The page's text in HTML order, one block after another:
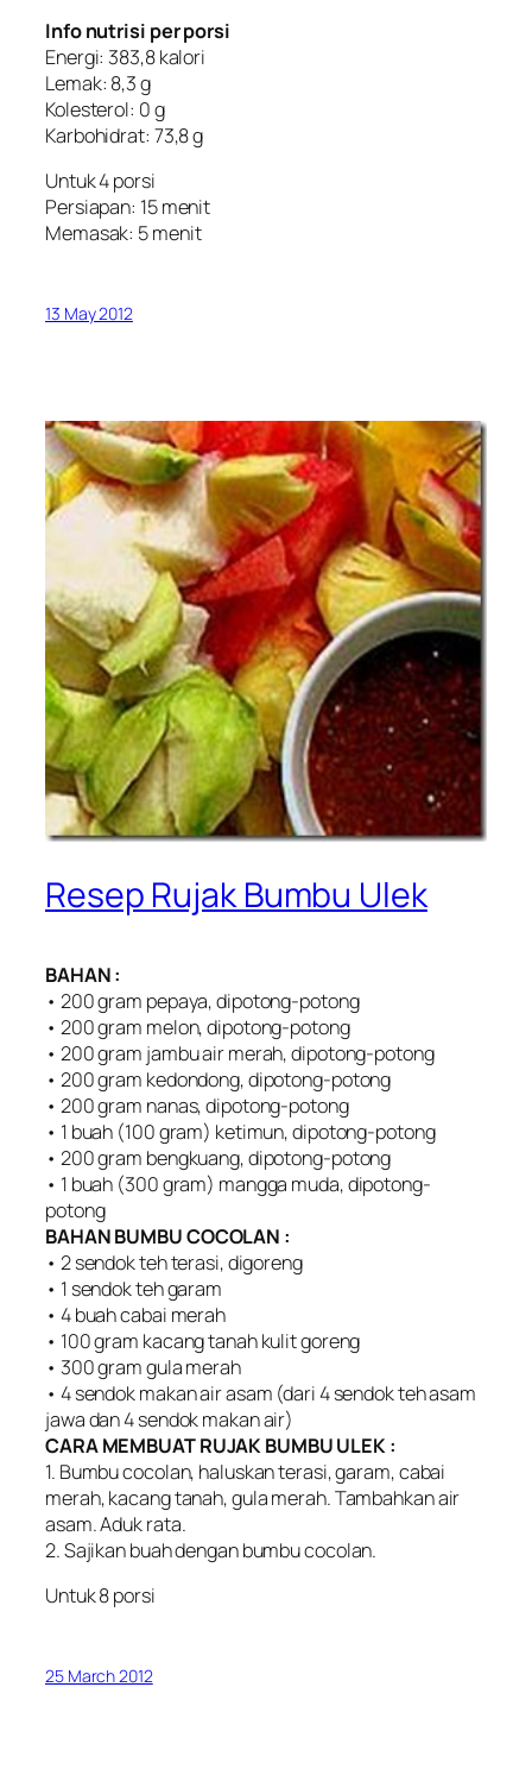
Info nutrisi per porsi
Energi: 383,8 kalori
Lemak: 8,3 g
Kolesterol: 0 g
Karbohidrat: 73,8 g
Untuk 4 porsi
Persiapan: 15 menit
Memasak: 5 menit
13 May 2012
Resep Rujak Bumbu Ulek
BAHAN :
• 200 gram pepaya, dipotong-potong
• 200 gram melon, dipotong-potong
• 200 gram jambu air merah, dipotong-potong
• 200 gram kedondong, dipotong-potong
• 200 gram nanas, dipotong-potong
• 1 buah (100 gram) ketimun, dipotong-potong
• 200 gram bengkuang, dipotong-potong
• 1 buah (300 gram) mangga muda, dipotong-
potong
BAHAN BUMBU COCOLAN :
• 2 sendok teh terasi, digoreng
• 1 sendok teh garam
• 4 buah cabai merah
• 100 gram kacang tanah kulit goreng
• 300 gram gula merah
• 4 sendok makan air asam (dari 4 sendok teh asam
jawa dan 4 sendok makan air)
CARA MEMBUAT RUJAK BUMBU ULEK :
1. Bumbu cocolan, haluskan terasi, garam, cabai
merah, kacang tanah, gula merah. Tambahkan air
asam. Aduk rata.
2. Sajikan buah dengan bumbu cocolan.
Untuk 8 porsi
25 March 2012